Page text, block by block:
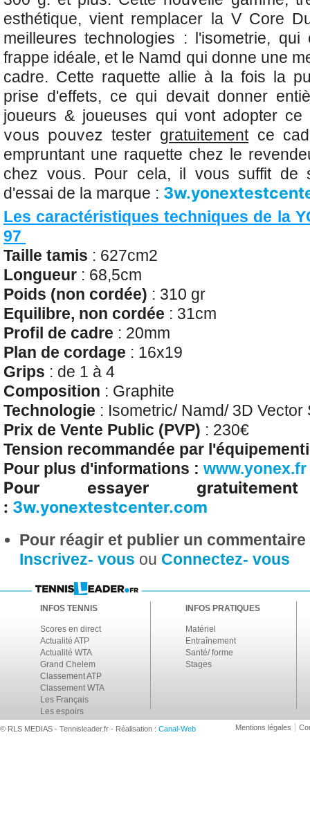
esthétique, vient remplacer la V Core
meilleures technologies : l'isometrie,
frappe idéale, et le Namd qui donne une
cadre. Cette raquette allie à la fois la
prise d'effets, ce qui devait donner
joueurs & joueuses qui vont adopter
vous pouvez tester gratuitementce
empruntant une raquette chez le
chez vous. Pour cela, il vous suffit de
d'essai de la marque :
Les caractéristiques techniques de la
97
Taille tamis : 627cm2
Longueur : 68,5cm
Poids (non cordée) : 310 gr
Equilibre, non cordée : 31cm
Profil de cadre : 20mm
Plan de cordage : 16x19
Grips : de 1 à 4
Composition : Graphite
Technologie : Isometric/ Namd/ 3D Vector
Prix de Vente Public (PVP) : 230€
Tension recommandée par
Pour plus d'informations : www.yonex.fr
Pour essayer
: 3w.yonextestcenter.com
Pour réagir et publier un
Inscrivez- vous ou Connectez- vous
INFOS TENNIS
Scores en direct
Actualité ATP
Actualité WTA
Grand Chelem
Classement ATP
Classement WTA
Les Français
Les espoirs
INFOS PRATIQUES
Matériel
Entraînement
Santé/ forme
Stages
© RLS MEDIAS - Tennisleader.fr - Réalisation : Canal-Web Mentions légales